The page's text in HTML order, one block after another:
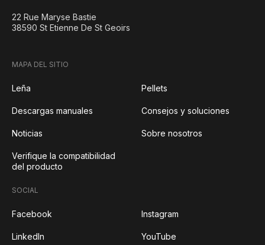
22 Rue Maryse Bastie
38590 St Etienne De St Geoirs
MAPA DEL SITIO
Leña Pellets
Descargas manuales Consejos y soluciones
Noticias Sobre nosotros
Verifique la compatibilidad
del producto
SOCIAL
Facebook Instagram
LinkedIn YouTube